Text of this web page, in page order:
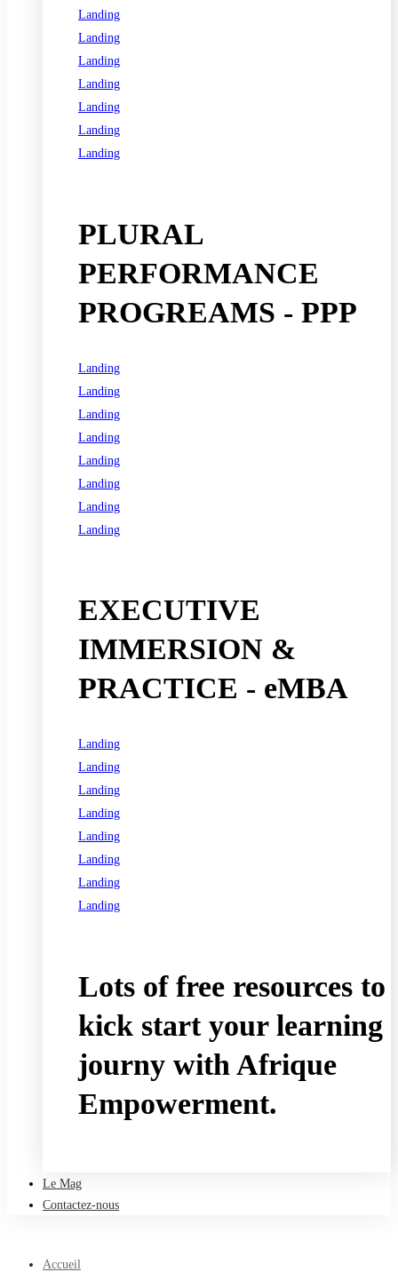
Landing
Landing
Landing
Landing
Landing
Landing
Landing
PLURAL
PERFORMANCE
PROGREAMS - PPP
Landing
Landing
Landing
Landing
Landing
Landing
Landing
Landing
EXECUTIVE
IMMERSION &
PRACTICE - eMBA
Landing
Landing
Landing
Landing
Landing
Landing
Landing
Landing
Lots of free resources to
kick start your learning
journy with Afrique
Empowerment.
Le Mag
Contactez-nous
Accueil